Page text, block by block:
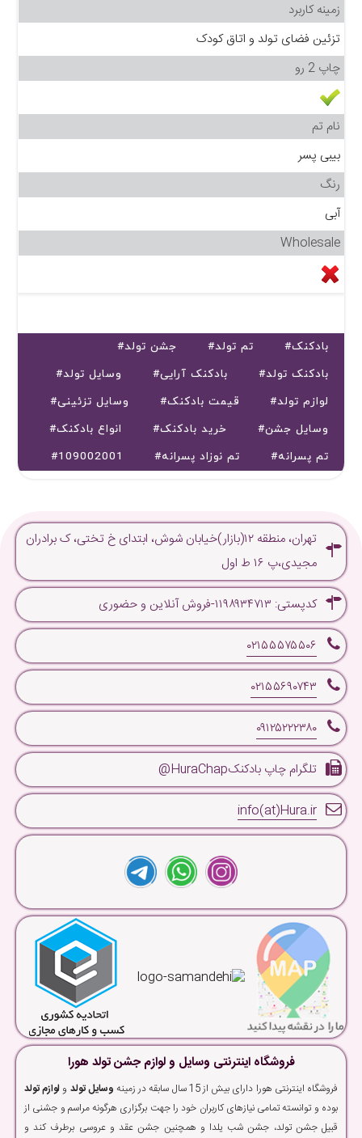
زمینه کاربرد
تزئین فضای تولد و اتاق کودک
چاپ 2 رو
نام تم
بیبی پسر
رنگ
آبی
Wholesale
#بادکنک #تم تولد
#جشن تولد
#بادکنک تولد
#بادکنک آرایی
#وسایل تولد
#لوازم تولد
#قیمت بادکنک
#وسایل تزئینی
#وسایل جشن
#خرید بادکنک
#انواع بادکنک
#تم پسرانه
#تم نوزاد پسرانه #109002001
تهران، منطقه ۱۲(بازار)خیابان شوش، ابتدای خ تختی، ک برادران
مجیدی،پ ۱۶ ط اول
کدپستی: ۱۱۹۸۹۳۴۷۱۳-فروش آنلاین و حضوری
۰۲۱۵۵۵۷۵۵۰۶
۰۲۱۵۵۶۹۰۷۴۳
۰۹۱۲۵۲۲۲۳۸۰
تلگرام چاپ بادکنکHuraChap@
info(at)Hura.ir
فروشگاه اینترنتی وسایل و لوازم جشن تولد هورا
فروشگاه اینترنتی هورا دارای بیش از 15 سال سابقه در زمینه وسایل تولد و لوازم تولد
بوده و توانسته تمامی نیازهای کاربران خود را جهت برگزاری هرگونه مراسم و جشنی از
قبیل جشن تولد، جشن شب یلدا و همچنین جشن عقد و عروسی برطرف کند و